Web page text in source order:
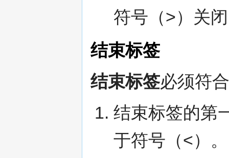
符号（>）关
结束标签
结束标签必须符
结束标签的第
于符号（<）。